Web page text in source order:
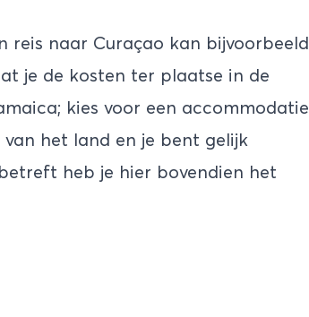
reis naar Curaçao kan bijvoorbeeld
je de kosten ter plaatse in de
kies voor een accommodatie
het land en je bent gelijk
heb je hier bovendien het